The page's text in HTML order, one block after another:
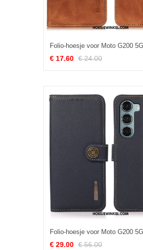
€ 17.60 € 24.00
€ 29.00 € 56.00